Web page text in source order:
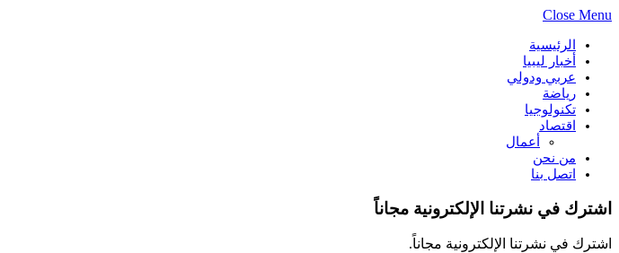
Close Menu
الرئيسية
أخبار ليبيا
عربي ودولي
رياضة
تكنولوجيا
اقتصاد
أعمال
من نحن
اتصل بنا
اشترك في نشرتنا الإلكترونية مجاناً
اشترك في نشرتنا الإلكترونية مجاناً.